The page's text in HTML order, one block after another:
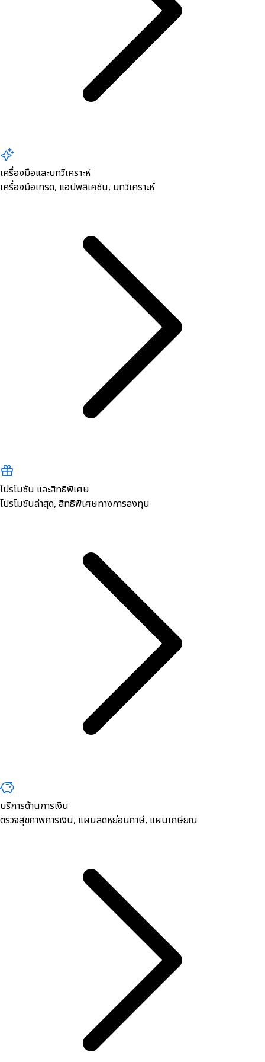
เครื่องมือและบทวิเคราะห์
เครื่องมือเทรด, ​แอปพลิเคชัน, บทวิเคราะห์
โปรโมชัน และสิทธิพิเศษ
โปรโมชันล่าสุด, สิทธิพิเศษทางการลงทุน
บริการด้านการเงิน
ตรวจสุขภาพการเงิน, ​แผนลดหย่อนภาษี, แผนเกษียณ